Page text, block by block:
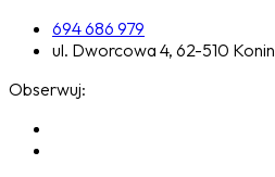
694 686 979
ul. Dworcowa 4, 62-510 Konin
Obserwuj: